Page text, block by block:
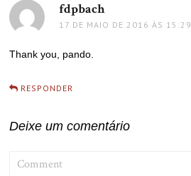
fdpbachdisse:
17 DE MAIO DE 2016 ÀS 15:29
Thank you, pando.
RESPONDER
Deixe um comentário